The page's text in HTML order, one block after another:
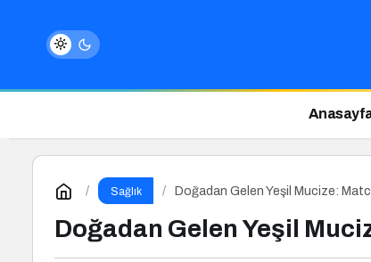
Sağlık Doğadan Gelen Yeşil Mucize:
Doğadan Gelen Yeşil